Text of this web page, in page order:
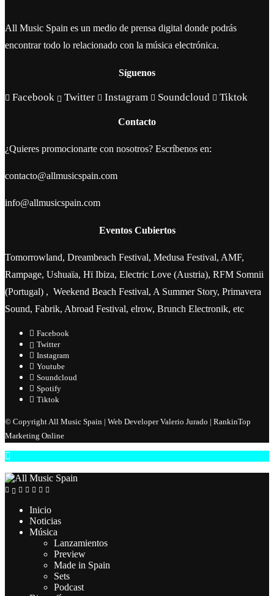
All Music Spain es un medio de prensa digital donde podrás
encontrar todo lo relacionado con la música electrónica.
Síguenos
Facebook Twitter Instagram Soundcloud Tiktok
Contacto
¿Quieres promocionarte con nosotros? Escríbenos en:
contacto@allmusicspain.com
info@allmusicspain.com
Eventos Cubiertos
Tomorrowland, Dreambeach Festival, Medusa Festival, AMF,
Rampage, Ushuaïa, Hï Ibiza, Electric Love (Austria), RFM Somnii
(Portugal) , Weekend Beach Festival, A Summer Story, Primavera
Sound, Fabrik, Abroad Festival, elrow, Brunch Electronik, etc
Facebook
Twitter
Instagram
Youtube
Soundcloud
Spotify
Tiktok
© Copyright All Music Spain | Web Developer Valerio Jurado | RankinTop
Marketing Online
Inicio
Noticias
Música
Lanzamientos
Preview
Made in Spain
Sets
Podcast